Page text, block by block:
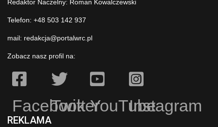
Redaktor Naczelny: Roman Kowalczewski
Telefon: +48 503 142 937
mail: redakcja@portalwrc.pl
Zobacz nasz profil na:
Facebook
TwitterYouTubeInstagram
REKLAMA